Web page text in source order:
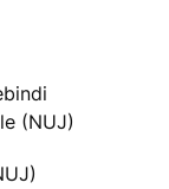
(NUJ)